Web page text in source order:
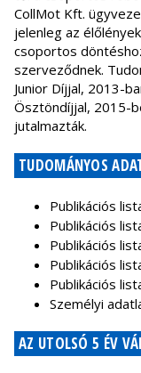
CollMot Kft.
jelenleg az
csoportos
szerveződnek.
Junior Díjjal, 2013-
Ösztöndíjjal, 2015-
jutalmazták.
TUDOMÁNYOS
Publikációs
Publikációs
Publikációs
Publikációs
Publikációs
Személyi
AZ UTOLSÓ 5 ÉV